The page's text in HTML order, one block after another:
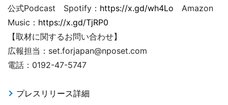
公式Podcast Spotify： https://x.gd/wh4Lo Amazon
Music： https://x.gd/TjRP0
【取材に関するお問い合わせ】
広報担当：set.forjapan@nposet.com
電話：0192-47-5747
プレスリリース詳細